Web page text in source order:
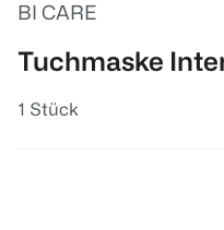
BI CARE
Tuchmaske
1 Stück